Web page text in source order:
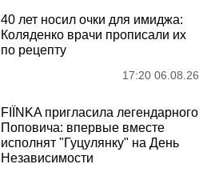
40 лет носил очки для имиджа:
Коляденко врачи прописали их
по рецепту
17:20 06.08.26
FIÏNKA пригласила легендарного
Поповича: впервые вместе
исполнят "Гуцулянку" на День
Независимости